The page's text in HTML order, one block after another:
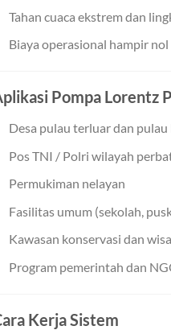
Tahan cuaca ekstrem dan
Biaya operasional hampir nol
Pompa Lorentz
Desa pulau terluar dan pulau
Pos TNI / Polri wilayah
Permukiman nelayan
Fasilitas umum (sekolah,
Kawasan konservasi dan
Program pemerintah dan
Kerja Sistem